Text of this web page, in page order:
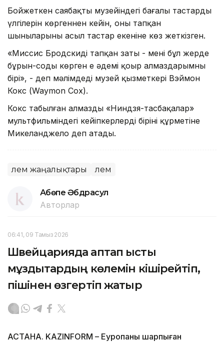
Бойжеткен саябақтың музейіндегі бағалы тастардың
үлгілерін көргеннен кейін, оның тапқан
шыныларының асыл тастар екеніне көз жеткізген.
«Миссис Бродскидің тапқан заты - менің бұл жерде
бұрын-соңды көрген ең әдемі қоңыр алмаздарымның
бірі», - деп мәлімдеді музей қызметкері Вэймон
Кокс (Waymon Cox).
Кокс табылған алмазды «Ниндзя-тасбақалар»
мультфильміндегі кейіпкерлердің бірінің құрметіне
Микеланджело деп атады.
Әлем жаңалықтары Әлем
Ақбөпе Әбдрасул
Авторлар
06:41, 09 Тамыз 2026
Швейцарияда аптап ыстық
мұздықтардың көлемін кішірейтіп,
пішінен өзгертіп жатыр
АСТАНА. KAZINFORM – Еуропаны шарпыған